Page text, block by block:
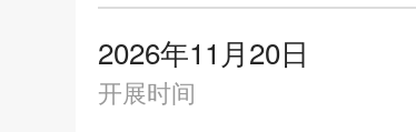
2026年11月20日
开展时间